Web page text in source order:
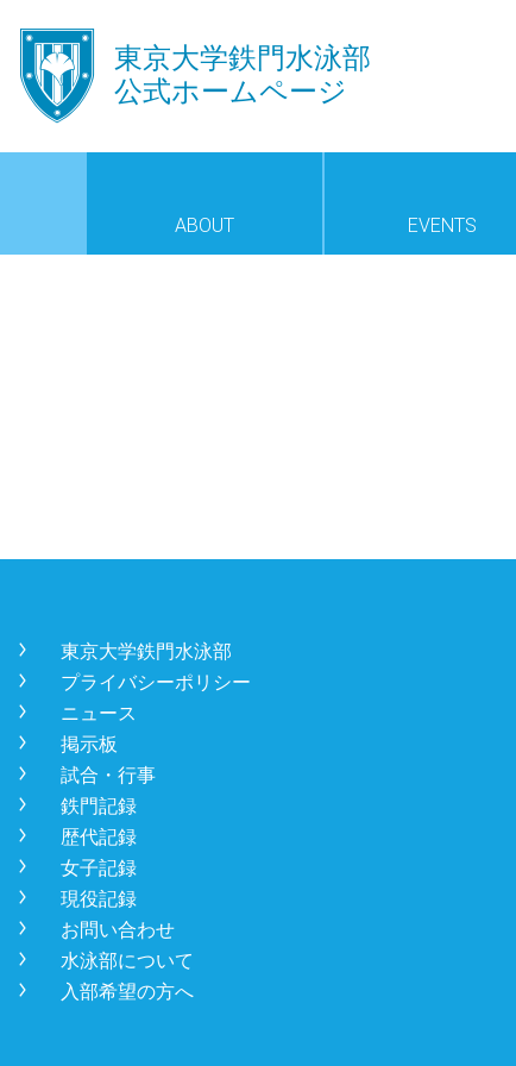
󿾱
東京大学鉄門水泳部
公式ホームページ
ABOUT EVENTS
󿾡 東京大学鉄門水泳部
󿾡 プライバシーポリシー
󿾡 ニュース
󿾡 掲示板
󿾡 試合・行事
󿾡 鉄門記録
󿾡 歴代記録
󿾡 女子記録
󿾡 現役記録
󿾡 お問い合わせ
󿾡 水泳部について
󿾡 入部希望の方へ